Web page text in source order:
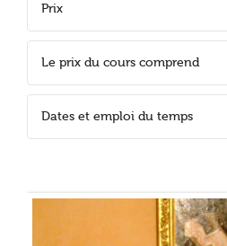
Prix
Le prix du cours comprend
Dates et emploi du temps